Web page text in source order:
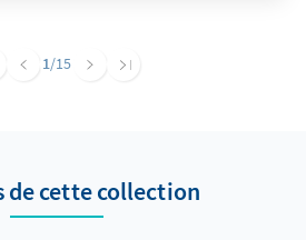
weiter das Ziel sein,
Elemente, die auch
durchsetzbar sein sollten.
1/15
de cette collection